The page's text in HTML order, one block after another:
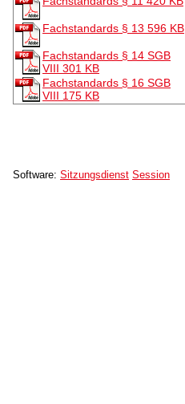
Fachstandards § 13 596 KB
Fachstandards § 14 SGB
VIII 301 KB
Fachstandards § 16 SGB
VIII 175 KB
Software: Sitzungsdienst Session